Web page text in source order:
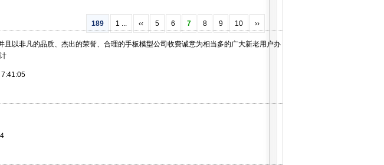
手板模型、手板加工、五金手板等手板业务，多年经验、工艺、价格公道。
189 1 ... ‹‹ 5 6 7 8 9 10 ››
且以非凡的品质、杰出的荣誉、合理的手板模型公司收费诚意为相当多的广大新老用户办